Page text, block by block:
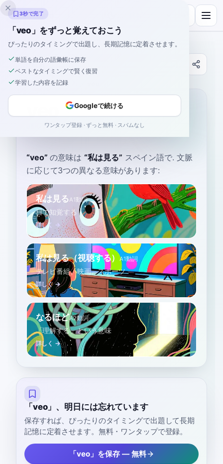
Inklingo
辞書
ホーム›スペイン語
veo
BEH-oh 'be.o
“veo” の意味は “私は見る” スペイン語で. 文脈
に応じて3つの異なる意味があります:
私は見る A1 動詞
目で知覚する
詳しく →
私は見る（視聴する）A1動詞
テレビ番組、映画、スポーツ
詳しく →
なるほどA2動詞
「理解する」という意味
詳しく →
「veo」、明日には忘れています
保存すれば、ぴったりのタイミングで出題して長期
記憶に定着させます。無料・ワンタップで登録。
「veo」を保存 — 無料
3秒で完了
「veo」をずっと覚えておこう
ぴったりのタイミングで出題し、長期記憶に定着させます。
単語を自分の語彙帳に保存
ベストなタイミングで賢く復習
学習した内容を記録
Googleで続ける
ワンタップ登録 · ずっと無料 · スパムなし